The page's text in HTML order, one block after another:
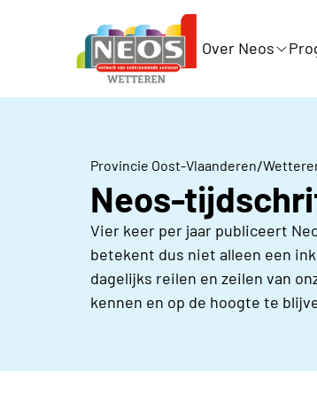
Over Neos
Provincie Oost-Vlaanderen/
Neos-
Vier keer per jaar publiceert
betekent dus niet alleen een
dagelijks reilen en zeilen van
kennen en op de hoogte te